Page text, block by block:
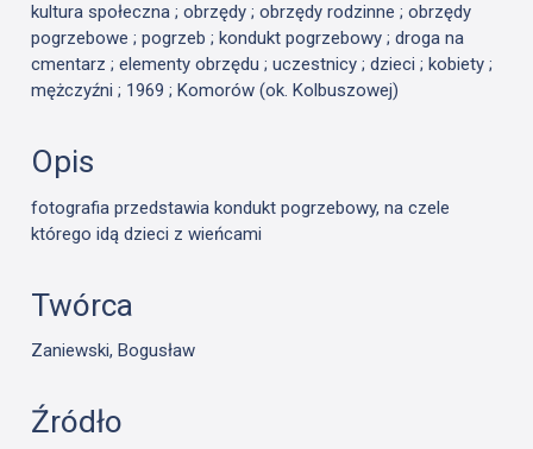
kultura społeczna ; obrzędy ; obrzędy rodzinne ; obrzędy
pogrzebowe ; pogrzeb ; kondukt pogrzebowy ; droga na
cmentarz ; elementy obrzędu ; uczestnicy ; dzieci ; kobiety ;
mężczyźni ; 1969 ; Komorów (ok. Kolbuszowej)
Opis
fotografia przedstawia kondukt pogrzebowy, na czele
którego idą dzieci z wieńcami
Twórca
Zaniewski, Bogusław
Źródło